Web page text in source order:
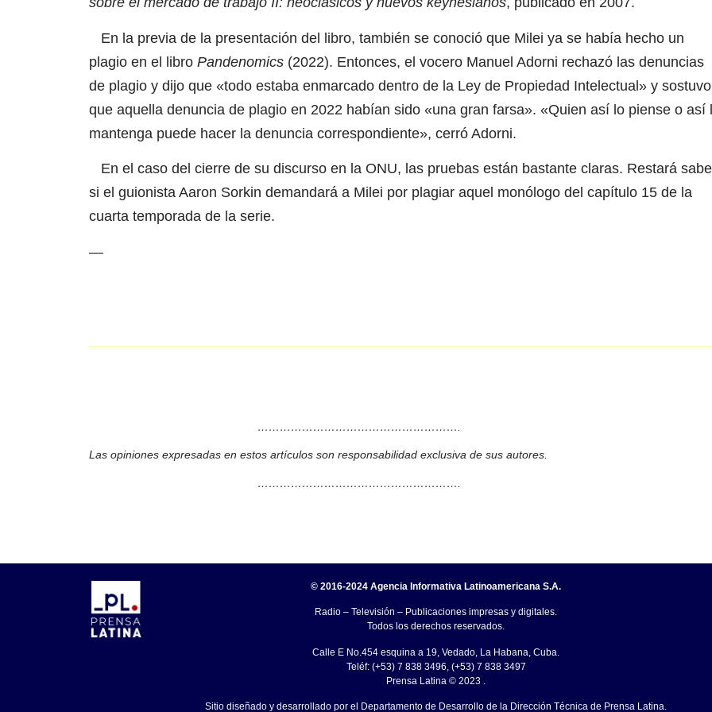
En la previa de la presentación del libro, también se conoció que Milei ya se había hecho un
plagio en el libro Pandenomics (2022). Entonces, el vocero Manuel Adorni rechazó las denuncias
de plagio y dijo que «todo estaba enmarcado dentro de la Ley de Propiedad Intelectual» y sostuvo
que aquella denuncia de plagio en 2022 habían sido «una gran farsa». «Quien así lo piense o así
mantenga puede hacer la denuncia correspondiente», cerró Adorni.
En el caso del cierre de su discurso en la ONU, las pruebas están bastante claras. Restará
si el guionista Aaron Sorkin demandará a Milei por plagiar aquel monólogo del capítulo 15 de la
cuarta temporada de la serie.
—
……………………………………………….
Las opiniones expresadas en estos artículos son responsabilidad exclusiva de sus autores.
……………………………………………….
© 2016-2024 Agencia Informativa Latinoamericana S.A.
Radio – Televisión – Publicaciones impresas y digitales.
Todos los derechos reservados.
Calle E No.454 esquina a 19, Vedado, La Habana, Cuba.
Teléf: (+53) 7 838 3496, (+53) 7 838 3497
Prensa Latina © 2023 .
Sitio diseñado y desarrollado por el Departamento de Desarrollo de la Dirección Técnica de Prensa Latina.